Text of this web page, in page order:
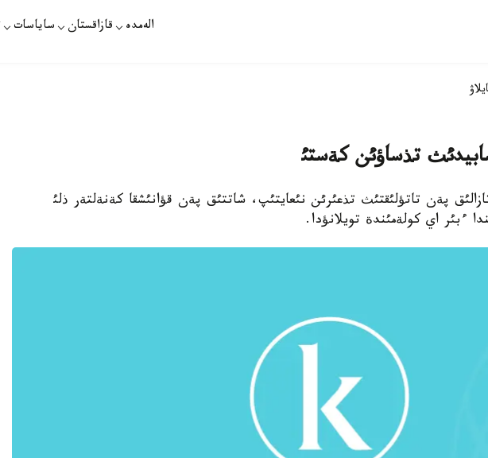
الەمدە قازاقستان ساياسات
تذساؤئن كةستئ
پةن تاتؤلئقتئث تذعئرئن نئعايتئپ، شاتتئق پةن قؤانئشقا كةنةلتةر ذلئ
ءبئر اي كولةمئندة تويلانؤدا.